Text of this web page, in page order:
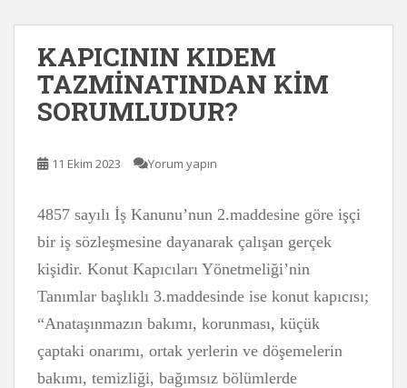
KAPICININ KIDEM
TAZMİNATINDAN KİM
SORUMLUDUR?
11 Ekim 2023 Yorum yapın
4857 sayılı İş Kanunu’nun 2.maddesine göre işçi
bir iş sözleşmesine dayanarak çalışan gerçek
kişidir. Konut Kapıcıları Yönetmeliği’nin
Tanımlar başlıklı 3.maddesinde ise konut kapıcısı;
“Anataşınmazın bakımı, korunması, küçük
çaptaki onarımı, ortak yerlerin ve döşemelerin
bakımı, temizliği, bağımsız bölümlerde